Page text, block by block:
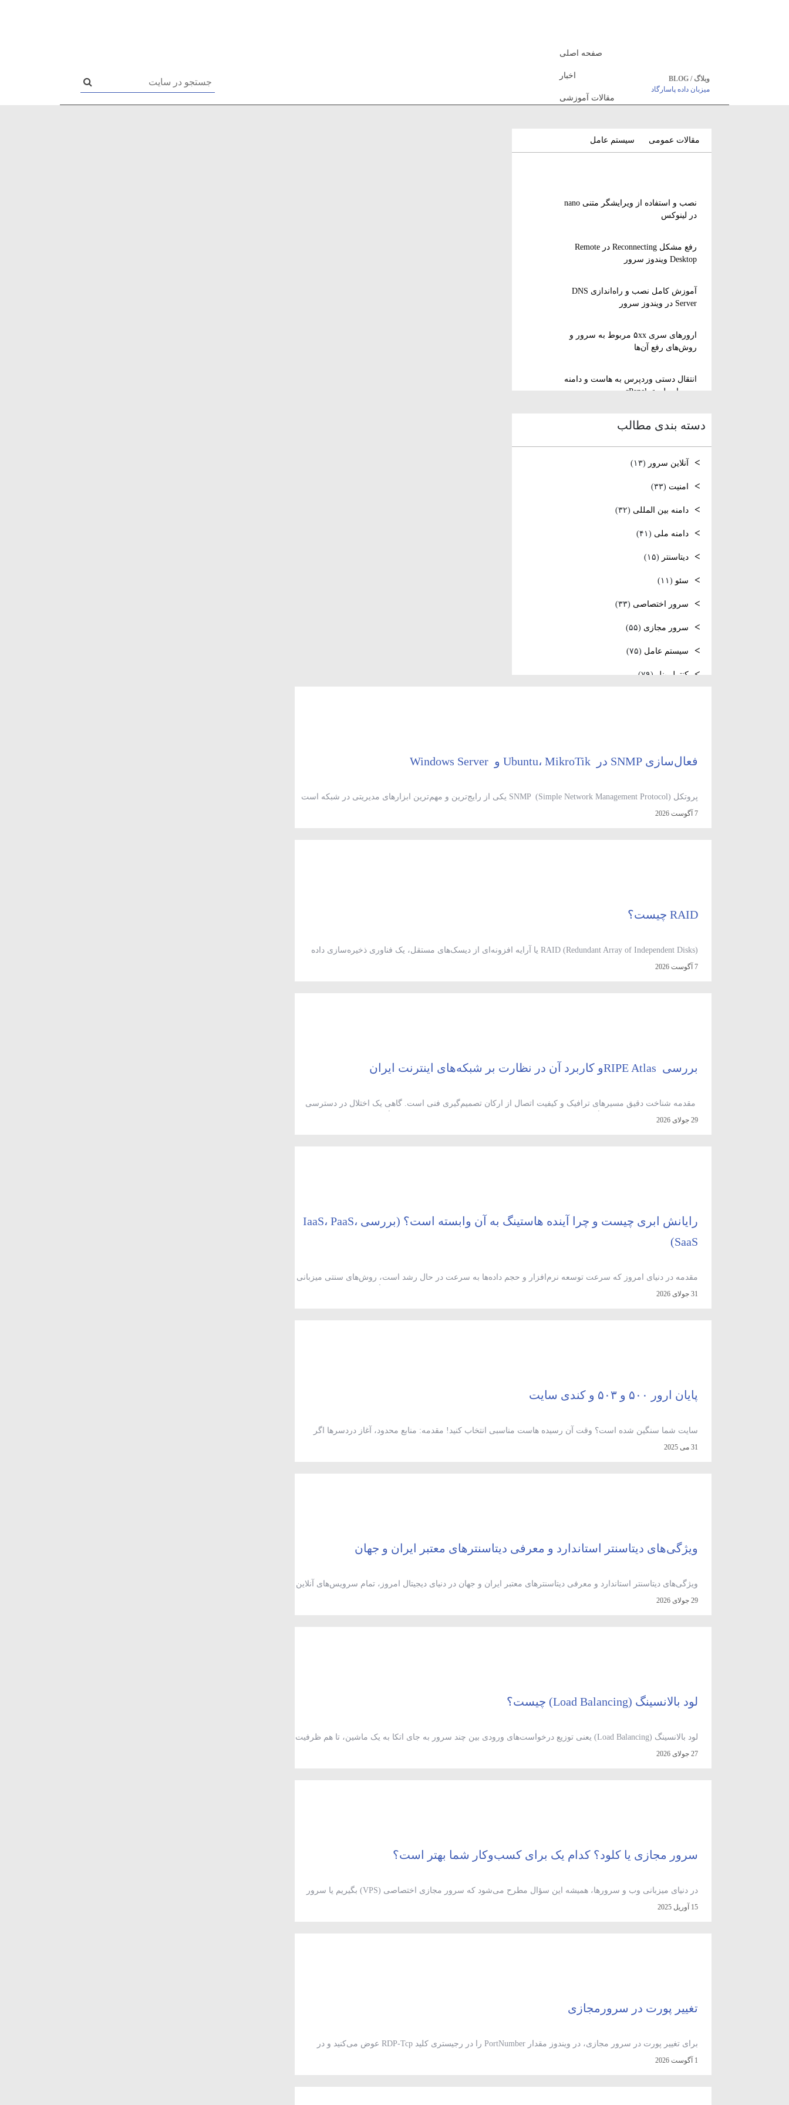
وبلاگ / BLOG
میزبان داده پاسارگاد
صفحه اصلی
اخبار
مقالات آموزشی
مقالات عمومی سیستم عامل
نصب و استفاده از ویرایشگر متنی nano
در لینوکس
رفع مشکل Reconnecting در Remote
Desktop ویندوز سرور
آموزش کامل نصب و راه‌اندازی DNS
Server در ویندوز سرور
ارورهای سری ۵xx مربوط به سرور و
روش‌های رفع آن‌ها
انتقال دستی وردپرس به هاست و دامنه
جدید از طریق cPanel
فعال‌سازی SNMP در Ubuntu،
MikroTik و Windows Server
دسته بندی مطالب
آنلاین سرور (۱۳)
امنیت (۳۳)
دامنه بین المللی (۳۲)
دامنه ملی (۴۱)
دیتاسنتر (۱۵)
سئو (۱۱)
سرور اختصاصی (۳۳)
سرور مجازی (۵۵)
سیستم عامل (۷۵)
کنترل پنل (۷۹)
هاست
وردپرس
ویدئو آموزشی
فعال‌سازی SNMP در Ubuntu، MikroTik و Windows Server
پروتکل SNMP (Simple Network Management Protocol) یکی از رایج‌ترین و مهم‌ترین ابزارهای مدیریتی در شبکه است
که به مدیران سیستم امکان می‌دهد تا وضعیت دستگاه‌ها، سرورها و تجهیزات شبکه را از راه دور مانیتور کنند. این پروتکل
7 آگوست 2026
RAID چیست؟
RAID (Redundant Array of Independent Disks) یا آرایه افزونه‌ای از دیسک‌های مستقل، یک فناوری ذخیره‌سازی داده
7 آگوست 2026
بررسی RIPE Atlasو کاربرد آن در نظارت بر شبکه‌های اینترنت ایران
مقدمه شناخت دقیق مسیرهای ترافیک و کیفیت اتصال از ارکان تصمیم‌گیری فنی است. گاهی یک اختلال در دسترسی
29 جولای 2026
رایانش ابری چیست و چرا آینده هاستینگ به آن وابسته است؟ (بررسی IaaS، PaaS،
SaaS)
مقدمه در دنیای امروز که سرعت توسعه نرم‌افزار و حجم داده‌ها به سرعت در حال رشد است، روش‌های سنتی میزبانی
دیگر پاسخگوی نیاز کسب‌وکارها نیست. خرید سرور فیزیکی، نصب تجهیزات، مدیریت شبکه و تأمین امنیت، هزینه‌های
31 جولای 2026
پایان ارور ۵۰۰ و ۵۰۳ و کندی سایت
سایت شما سنگین شده است؟ وقت آن رسیده هاست مناسبی انتخاب کنید! مقدمه: منابع محدود، آغاز دردسرها اگر
وب‌سایت شما فروشگاهی، وردپرسی یا با ترافیک بالا است، دیگر هاست اشتراکی معمولی پاسخگوی نیازتان نخواهد بود.
31 می 2025
ویژگی‌های دیتاسنتر استاندارد و معرفی دیتاسنترهای معتبر ایران و جهان
ویژگی‌های دیتاسنتر استاندارد و معرفی دیتاسنترهای معتبر ایران و جهان در دنیای دیجیتال امروز، تمام سرویس‌های آنلاین
از جمله فروشگاه‌های اینترنتی، اپلیکیشن‌های مالی، خدمات ابری، سامانه‌های آموزش مجازی و حتی بازی‌های آنلاین، به
29 جولای 2026
لود بالانسینگ (Load Balancing) چیست؟
لود بالانسینگ (Load Balancing) یعنی توزیع درخواست‌های ورودی بین چند سرور به جای اتکا به یک ماشین، تا هم ظرفیت
پاسخ‌گویی بالا برود و هم از کار افتادن یک سرور، کل سرویس را از دسترس خارج نکند. دستگاه یا نرم‌افزاری که این
27 جولای 2026
سرور مجازی یا کلود؟ کدام یک برای کسب‌وکار شما بهتر است؟
در دنیای میزبانی وب و سرورها، همیشه این سؤال مطرح می‌شود که سرور مجازی اختصاصی (VPS) بگیریم یا سرور
کلود (Cloud)؟ اگر شما هم بین این دو گزینه مردد هستید، این مقاله به شما کمک می‌کند بهترین انتخاب را داشته باشید.
15 آوریل 2025
تغییر پورت در سرورمجازی
برای تغییر پورت در سرور مجازی، در ویندوز مقدار PortNumber را در رجیستری کلید RDP-Tcp عوض می‌کنید و در
1 آگوست 2026